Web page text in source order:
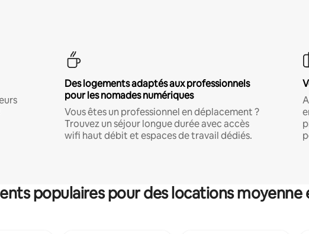
Des logements adaptés aux professionnels
pour les nomades numériques
Vous êtes un professionnel en déplacement ?
Trouvez un séjour longue durée avec accès
wifi haut débit et espaces de travail dédiés.
populaires pour des locations